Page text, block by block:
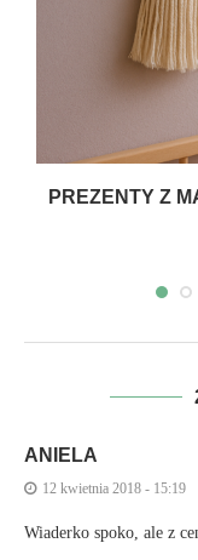
PREZENTY Z
ANIELA
12 kwietnia 2018 - 15:19
Wiaderko spoko, ale z